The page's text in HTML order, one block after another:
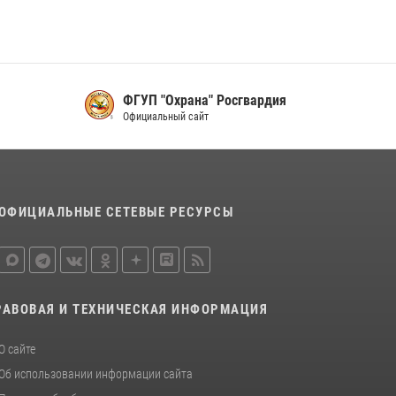
которого выступил ОМОН «Ратибор»
Управления Росгвардии по Красноярскому
10 июля 2026, 06:21 3
ФГУП "Охрана" Росгвардия
Официальный сайт
СЕТЕВЫЕ РЕСУРСЫ
И ТЕХНИЧЕСКАЯ ИНФОРМАЦИЯ
О сайте
Об использовании информации сайта